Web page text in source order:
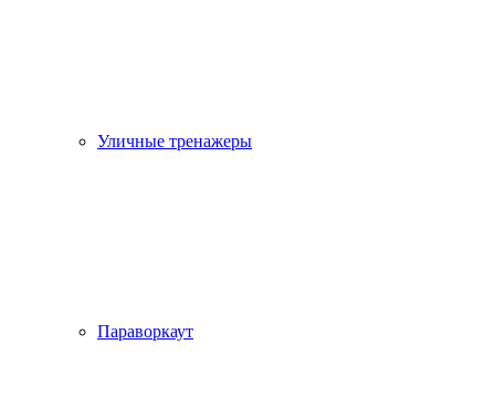
Уличные тренажеры
Параворкаут